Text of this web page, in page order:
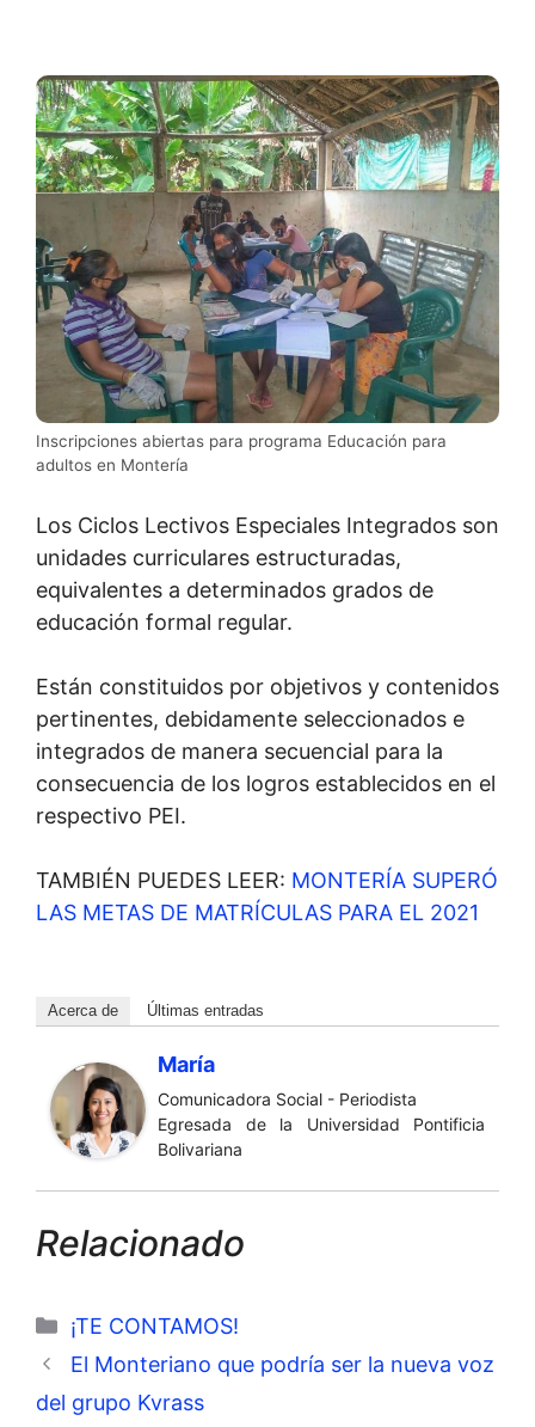
Inscripciones abiertas para programa Educación para
adultos en Montería
Los Ciclos Lectivos Especiales Integrados son
unidades curriculares estructuradas,
equivalentes a determinados grados de
educación formal regular.
Están constituidos por objetivos y contenidos
pertinentes, debidamente seleccionados e
integrados de manera secuencial para la
consecuencia de los logros establecidos en el
respectivo PEI.
TAMBIÉN PUEDES LEER: MONTERÍA SUPERÓ
LAS METAS DE MATRÍCULAS PARA EL 2021
Acerca de Últimas entradas
María
Comunicadora Social - Periodista
Egresada de la Universidad Pontificia
Bolivariana
Relacionado
Categorías
¡TE CONTAMOS!
El Monteriano que podría ser la nueva voz
del grupo Kvrass